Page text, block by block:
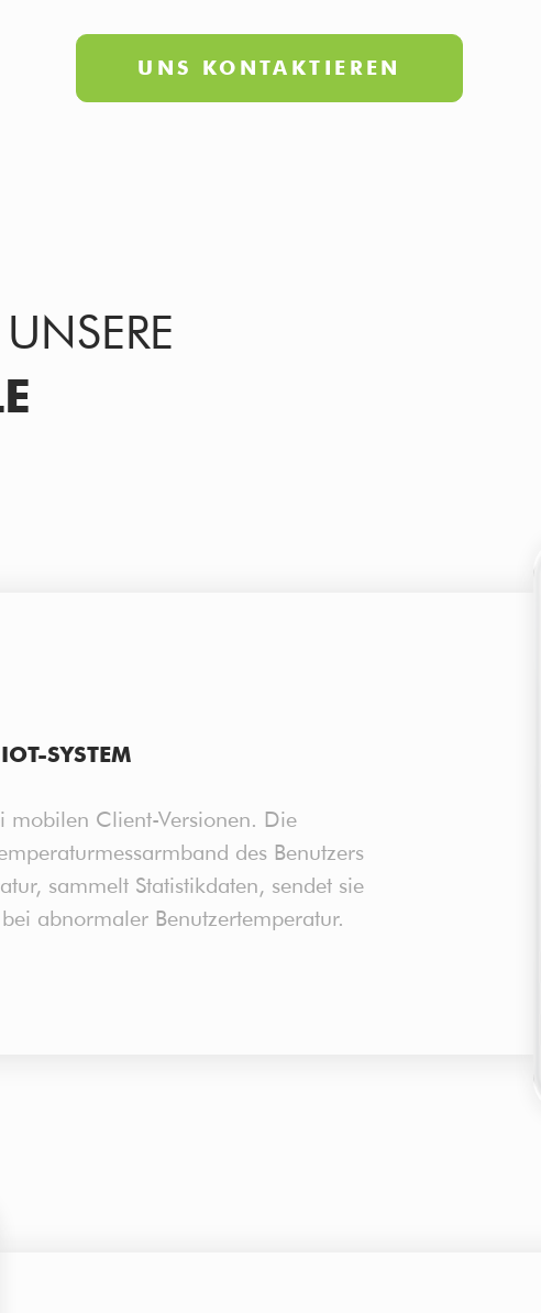
UNS KONTAKTIEREN
SYSTEM
mobilen Client-Versionen. Die
des Benutzers
sammelt Statistikdaten, sendet sie
abnormaler Benutzertemperatur.